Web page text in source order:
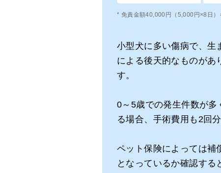
* 免責金額40,000円（5,000円×8日）
小型犬に多い傷病で、生
による後天的なものがあ
す。
0～5歳での発生件数が
る場合、手術費用も2回
ペット保険によっては補
となっているか確認する